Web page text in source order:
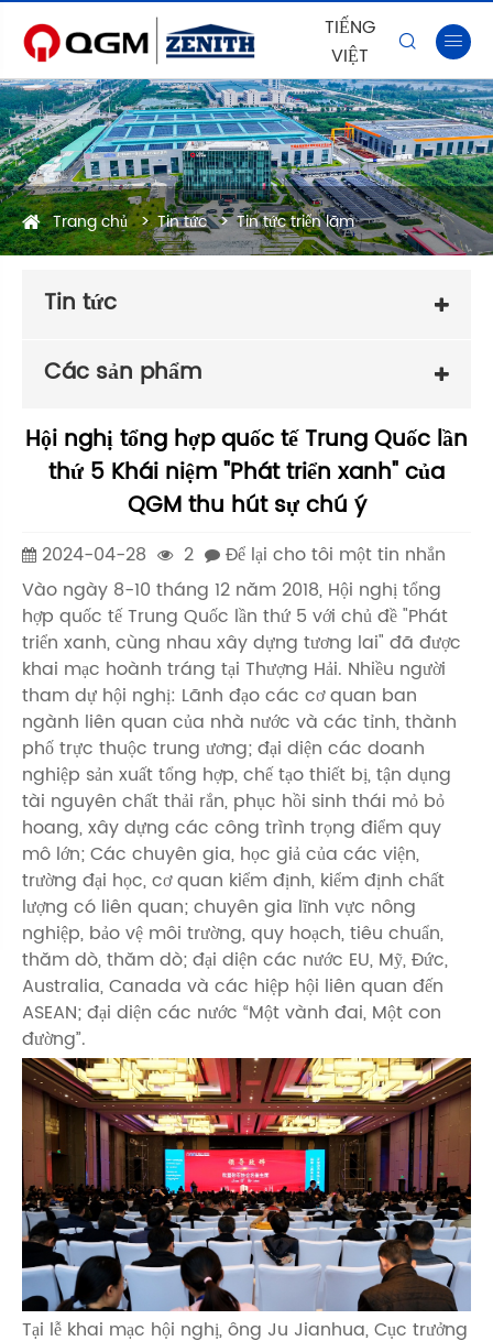
TIẾNG
VIỆT
 
Trang chủ Tin tức Tin tức triển lãm
Tin tức
Các sản phẩm
Hội nghị tổng hợp quốc tế Trung Quốc lần
thứ 5 Khái niệm "Phát triển xanh" của
QGM thu hút sự chú ý
2024-04-28 2
Để lại cho tôi một tin nhắn
Vào ngày 8-10 tháng 12 năm 2018, Hội nghị tổng
hợp quốc tế Trung Quốc lần thứ 5 với chủ đề "Phát
triển xanh, cùng nhau xây dựng tương lai" đã được
khai mạc hoành tráng tại Thượng Hải. Nhiều người
tham dự hội nghị: Lãnh đạo các cơ quan ban
ngành liên quan của nhà nước và các tỉnh, thành
phố trực thuộc trung ương; đại diện các doanh
nghiệp sản xuất tổng hợp, chế tạo thiết bị, tận dụng
tài nguyên chất thải rắn, phục hồi sinh thái mỏ bỏ
hoang, xây dựng các công trình trọng điểm quy
mô lớn; Các chuyên gia, học giả của các viện,
trường đại học, cơ quan kiểm định, kiểm định chất
lượng có liên quan; chuyên gia lĩnh vực nông
nghiệp, bảo vệ môi trường, quy hoạch, tiêu chuẩn,
thăm dò, thăm dò; đại diện các nước EU, Mỹ, Đức,
Australia, Canada và các hiệp hội liên quan đến
ASEAN; đại diện các nước “Một vành đai, Một con
đường”.
Tại lễ khai mạc hội nghị, ông Ju Jianhua, Cục trưởng